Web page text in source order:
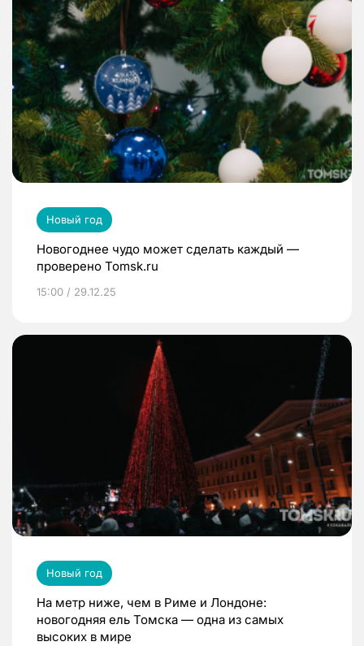
Новый год
Новогоднее чудо может сделать каждый —
проверено Tomsk.ru
15:00 / 29.12.25
Новый год
На метр ниже, чем в Риме и Лондоне:
новогодняя ель Томска — одна из самых
высоких в мире